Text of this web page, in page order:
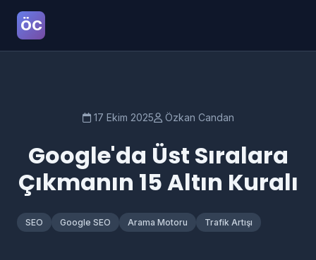
ÖC
17 Ekim 2025 Özkan Candan
Google'da Üst Sıralara
Çıkmanın 15 Altın Kuralı
SEO Google SEO Arama Motoru Trafik Artışı